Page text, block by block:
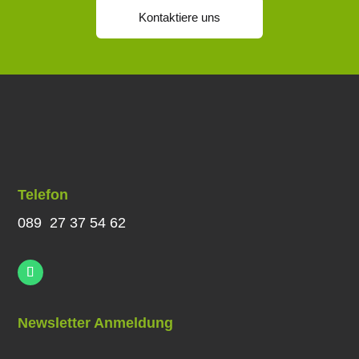
Kontaktiere uns
Telefon
089 27 37 54 62
Newsletter Anmeldung